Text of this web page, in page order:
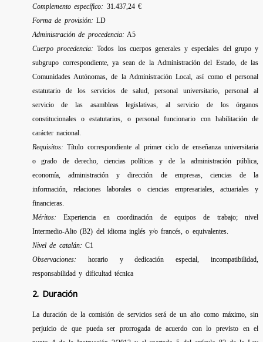
Complemento específico: 31.437,24 €
Forma de provisión: LD
Administración de procedencia: A5
Cuerpo procedencia: Todos los cuerpos generales y especiales del grupo y
subgrupo correspondiente, ya sean de la Administración del Estado, de las
Comunidades Autónomas, de la Administración Local, así como el personal
estatutario de los servicios de salud, personal universitario, personal al
servicio de las asambleas legislativas, al servicio de los órganos
constitucionales o estatutarios, o personal funcionario con habilitación de
carácter nacional.
Requisitos: Título correspondiente al primer ciclo de enseñanza universitaria
o grado de derecho, ciencias políticas y de la administración pública,
economía, administración y dirección de empresas, ciencias de la
información, relaciones laborales o ciencias empresariales, actuariales y
financieras.
Méritos: Experiencia en coordinación de equipos de trabajo; nivel
Intermedio-Alto (B2) del idioma inglés y/o francés, o equivalentes.
Nivel de catalán: C1
Observaciones: horario y dedicación especial, incompatibilidad,
responsabilidad y dificultad técnica
2. Duración
La duración de la comisión de servicios será de un año como máximo, sin
perjuicio de que pueda ser prorrogada de acuerdo con lo previsto en el